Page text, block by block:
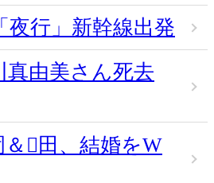
夜行」新幹線出発
真由美さん死去
＆田、結婚をW